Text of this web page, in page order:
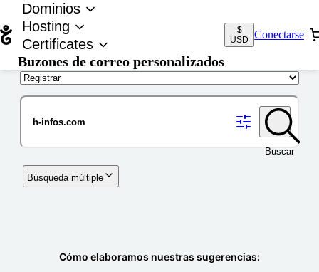
Dominios
Hosting
Certificates
Buzones de correo personalizados
$
USD
Conectarse
Buscar
Búsqueda múltiple
Cómo elaboramos nuestras sugerencias: